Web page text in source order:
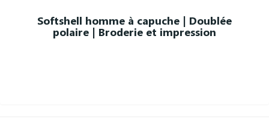
Softshell homme à capuche | Doublée
polaire | Broderie et impression